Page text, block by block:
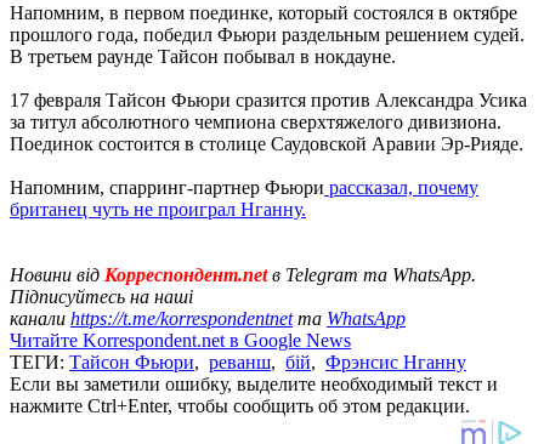
Напомним, в первом поединке, который состоялся в октябре
прошлого года, победил Фьюри раздельным решением судей.
В третьем раунде Тайсон побывал в нокдауне.
17 февраля Тайсон Фьюри сразится против Александра Усика
за титул абсолютного чемпиона сверхтяжелого дивизиона.
Поединок состоится в столице Саудовской Аравии Эр-Рияде.
Напомним, спарринг-партнер Фьюри рассказал, почему
британец чуть не проиграл Нганну.
Новини від Корреспондент.netв Telegram та WhatsApp.
Підписуйтесь на наші
канали https://t.me/korrespondentnetта WhatsApp
Читайте Korrespondent.net в Google News
ТЕГИ: Тайсон Фьюри, реванш, бій, Фрэнсис Нганну
Если вы заметили ошибку, выделите необходимый текст и
нажмите Ctrl+Enter, чтобы сообщить об этом редакции.